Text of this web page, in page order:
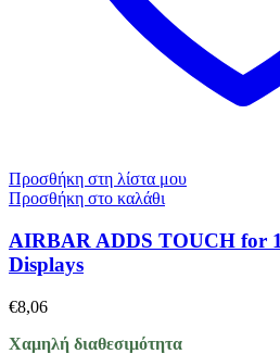
Προσθήκη στη λίστα μου
Προσθήκη στο καλάθι
AIRBAR ADDS TOUCH for
Displays
€8,06
Χαμηλή διαθεσιμότητα